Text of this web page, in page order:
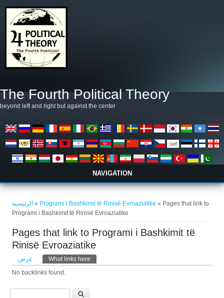
The Fourth Political Theory
beyond left and right but against the center
NAVIGATION
الرئيسية » Programi i Bashkimit të Rinisë Evroaziatike » Pages that link to
Programi i Bashkimit të Rinisë Evroaziatike
Pages that link to Programi i Bashkimit të
Rinisë Evroaziatike
التبويبات الأساسية
عرض What links here
No backlinks found.
استمارة البحث